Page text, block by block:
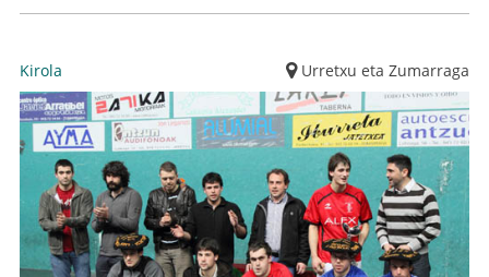
Kirola Urretxu eta Zumarraga